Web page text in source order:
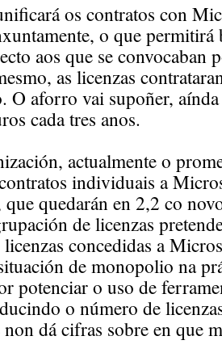
os contratos con
o que permitirá
aos que se convocaban
as licenzas
O aforro vai supoñer,
cada tres anos.
actualmente o
individuais a
quedarán en 2,2 co
de licenzas
concedidas a
de monopolio na
potenciar o uso de
o número de
dá cifras sobre en que